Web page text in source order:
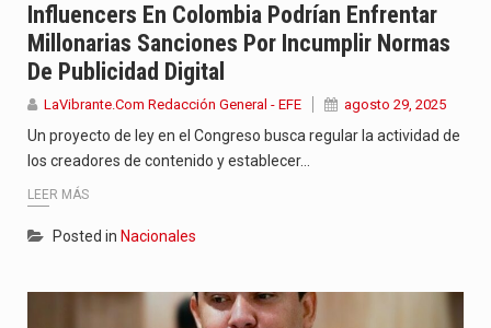
Influencers En Colombia Podrían Enfrentar
Millonarias Sanciones Por Incumplir Normas
De Publicidad Digital
LaVibrante.Com Redacción General - EFE agosto 29, 2025
Un proyecto de ley en el Congreso busca regular la actividad de
los creadores de contenido y establecer…
LEER MÁS
Posted in Nacionales